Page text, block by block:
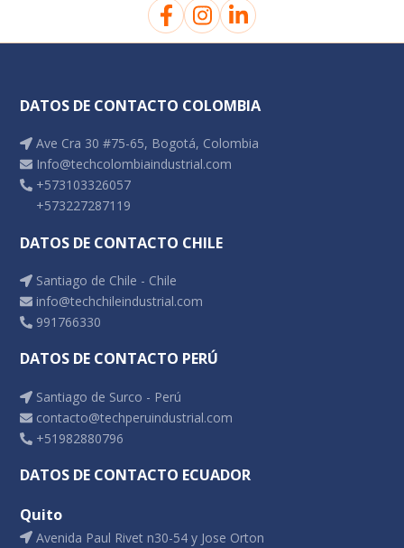
DATOS DE CONTACTO COLOMBIA
Ave Cra 30 #75-65, Bogotá, Colombia
Info@techcolombiaindustrial.com
+573103326057
+573227287119
DATOS DE CONTACTO CHILE
Santiago de Chile - Chile
info@techchileindustrial.com
991766330
DATOS DE CONTACTO PERÚ
Santiago de Surco - Perú
contacto@techperuindustrial.com
+51982880796
DATOS DE CONTACTO ECUADOR
Quito
Avenida Paul Rivet n30-54 y Jose Orton